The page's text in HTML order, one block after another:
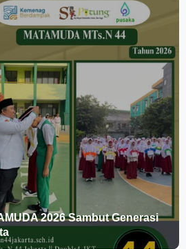
2026 Sambut Generasi